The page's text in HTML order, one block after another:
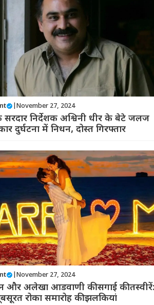
November 27, 2024
निर्देशक अश्विनी धीर के बेटे जलज
दुर्घटना में निधन, दोस्त गिरफ्तार
November 27, 2024
अलेखा आडवाणी की सगाई की तस्वीरें:
रोका समारोह की झलकियां